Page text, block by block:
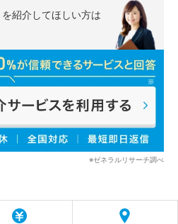
を紹介してほしい方は
※ゼネラルリサーチ調べ